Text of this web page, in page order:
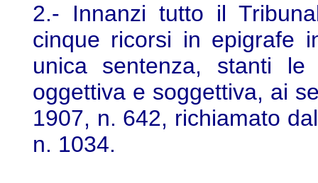
2.- Innanzi tutto il
cinque ricorsi in epigrafe
unica sentenza, stanti le
oggettiva e soggettiva, ai
1907, n. 642, richiamato
n. 1034.